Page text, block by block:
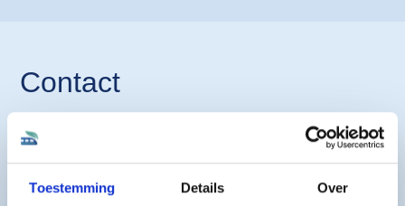
Toestemming Details Over
Contact
Onze treinspecialisten zitten klaar om jou te helpen bij
het boeken van de perfecte treinreis. Heb je een vraag
via onze kalender of start een gesprek via
WhatsApp